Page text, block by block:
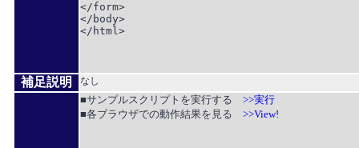
</form>
</body>
</html>
補足説明 なし
■サンプルスクリプトを実行する >>実行
■各ブラウザでの動作結果を見る >>View!